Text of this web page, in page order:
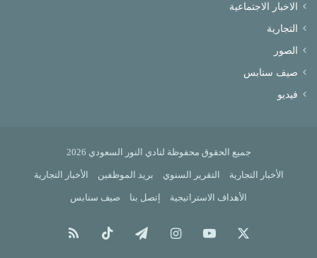
الاخبار الاجتماعية
التجارية
الصور
صيف سنابس
فيديو
جميع الحقوق محفوظة لنادي النور السعودي 2026
الأخبار التجارية التقرير السنوي بريد الموظفين الأخبار التجارية
الأهداف الاستراتيجية إتصل بنا صيف سنابس
يوتيوب انستقرامتيلقرام ‫TikTok